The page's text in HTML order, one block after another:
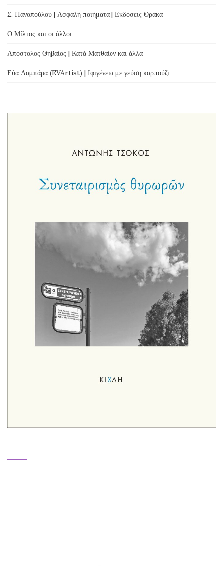
Σ. Πανοπούλου | Ασφαλή ποιήματα | Εκδόσεις Θράκα
Ο Μίλτος και οι άλλοι
Απόστολος Θηβαίος | Κατά Ματθαίον και άλλα
Εύα Λαμπάρα (EVArtist) | Ιφιγένεια με γεύση καρπούζι